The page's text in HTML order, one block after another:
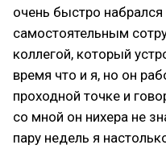
очень быстро
самостоятельным
коллегой, который
время что и я, но он
проходной точке и
со мной он нихера не
пару недель я